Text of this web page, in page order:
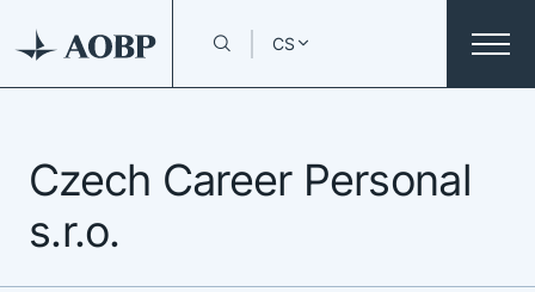
CS
Czech Career Personal
s.r.o.